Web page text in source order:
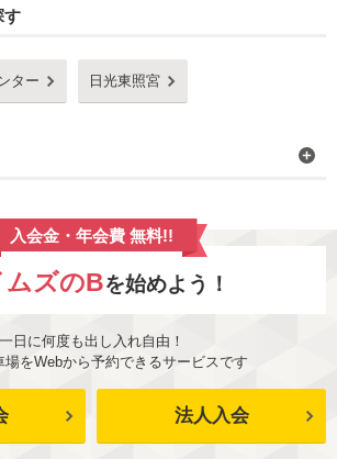
す
ター 日光東照宮
入会金・年会費 無料!!
ムズのBを始めよう！
一日に何度も出し入れ自由！
場をWebから予約できるサービスです
法人入会